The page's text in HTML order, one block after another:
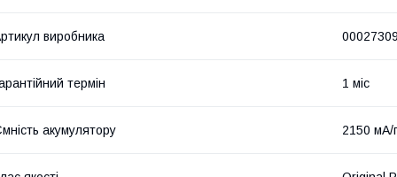
виробника 00027309
термін 1 міс
акумулятору 2150 мА/